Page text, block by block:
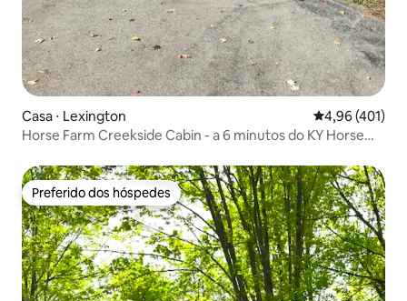
Casa ⋅ Lexington 4,96 de uma
4,96 (401)
Horse Farm Creekside Cabin - a 6 minutos do KY Horse
Preferido dos hóspedes
Preferido dos hóspedes